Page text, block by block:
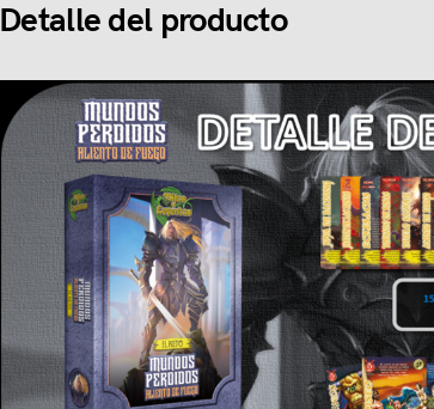
Detalle del producto